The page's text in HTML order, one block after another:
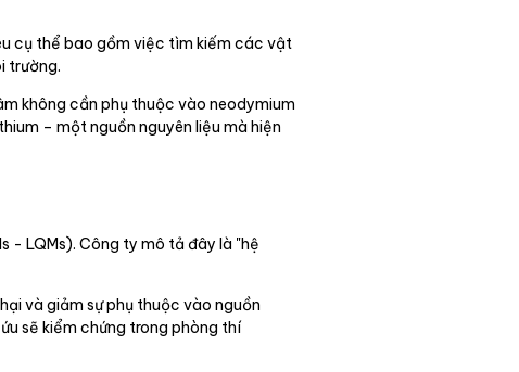
cụ thể bao gồm việc tìm kiếm các vật
trường.
không cần phụ thuộc vào neodymium
– một nguồn nguyên liệu mà hiện
- LQMs). Công ty mô tả đây là "hệ
và giảm sự phụ thuộc vào nguồn
sẽ kiểm chứng trong phòng thí